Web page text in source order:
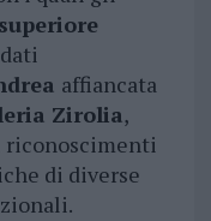
affiancata
Zirolia,
riconoscimenti
di diverse